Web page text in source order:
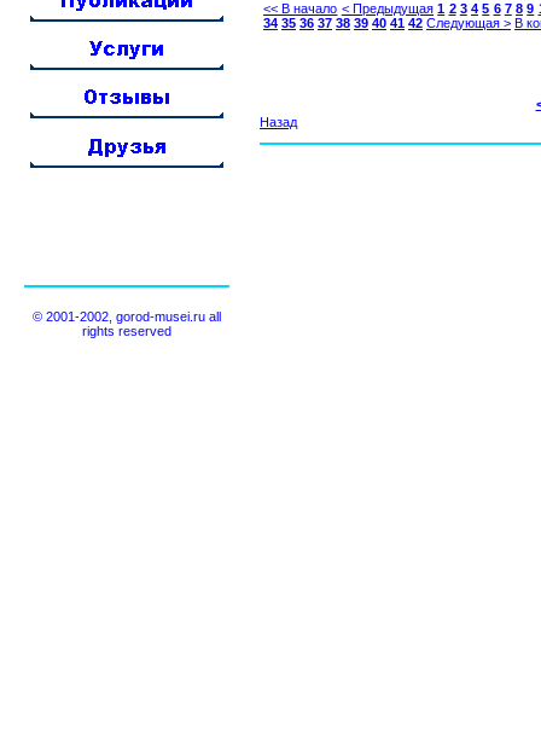
© 2001-2002, gorod-musei.ru all
rights reserved
<< В начало < Предыдущая 1 2 3 4 5 6 7 8 9
34 35 36 37 38 39 40 41 42 Следующая > В
Назад